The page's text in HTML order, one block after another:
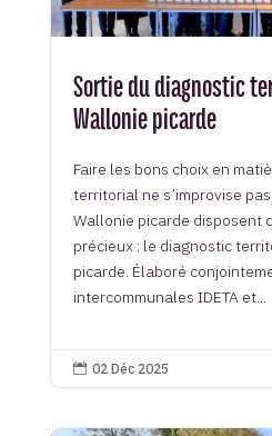
Sortie du diagnostic
Wallonie picarde
Faire les bons choix en
territorial ne s’improvise
Wallonie picarde disposent
précieux : le diagnostic
picarde. Élaboré
intercommunales IDETA et...
 02 Déc 2025